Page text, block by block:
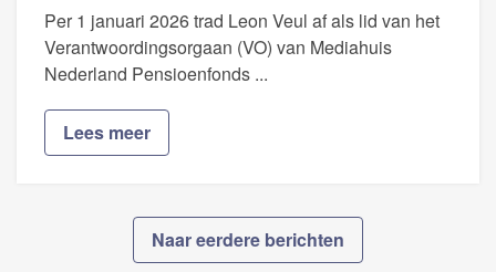
Per 1 januari 2026 trad Leon Veul af als lid van het
Verantwoordingsorgaan (VO) van Mediahuis
Nederland Pensioenfonds ...
Lees meer
Naar eerdere berichten